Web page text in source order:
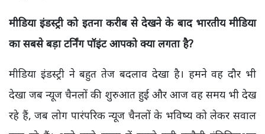
मीडिया इंडस्ट्री को इतना करीब से देखने के बाद भारतीय मीडिया
का सबसे बड़ा टर्निंग पॉइंट आपको क्या लगता है?
मीडिया इंडस्ट्री ने बहुत तेज बदलाव देखा है। हमने वह दौर भी
देखा जब न्यूज चैनलों की शुरुआत हुई और आज वह समय भी देख
रहे हैं, जब लोग पारंपरिक न्यूज चैनलों के भविष्य को लेकर सवाल